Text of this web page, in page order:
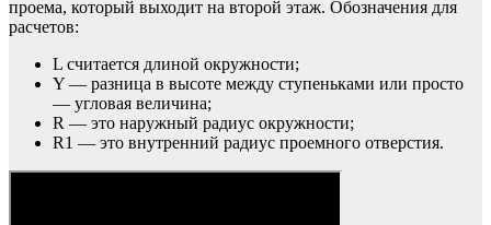
проема, который выходит на второй этаж. Обозначения для
расчетов:
L считается длиной окружности;
Y — разница в высоте между ступеньками или просто
— угловая величина;
R — это наружный радиус окружности;
R1 — это внутренний радиус проемного отверстия.